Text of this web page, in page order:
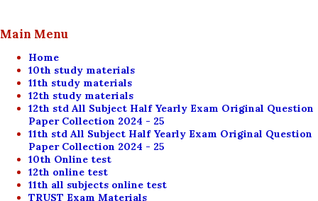
Main Menu
Home
10th study materials
11th study materials
12th study materials
12th std All Subject Half Yearly Exam Original Question
Paper Collection 2024 - 25
11th std All Subject Half Yearly Exam Original Question
Paper Collection 2024 - 25
10th Online test
12th online test
11th all subjects online test
TRUST Exam Materials